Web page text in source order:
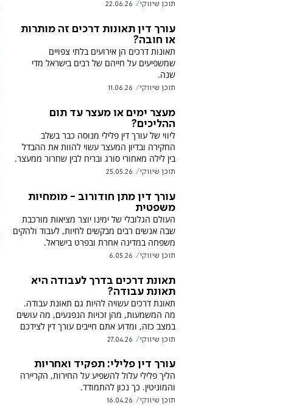
תוכן שיווקי 22.06.26
עורך דין תאונות דרכים זה מותרות
או חובה?
תאונות דרכים הן אירועים בלתי צפויים
שמשפיעים על חייהם של רבים בישראל מדי
שנה.
תוכן שיווקי 11.06.26
מעצר ימים או מעצר עד תום
ההליכים?
ליווי של עורך דין פלילי מנוסה כבר בשלב
החקירה ובדיון המעצר עשוי להוות את ההבדל
בין לילה מאחורי סורג ובריח לבין שחרור ממעצר.
תוכן שיווקי 25.05.26
עורך דין מתן חודורוב - מומחיות
משפטית
העולם הגלובלי של ימינו יוצר מציאות מורכבת
שבה אנשים רבים מבקשים לחיות, לעבוד ולהקים
משפחה במדינה אחרת ובפרט בישראל.
תוכן שיווקי 6.05.26
תאונת דרכים בדרך לעבודה היא
תאונת עבודה?
תאונת דרכים עשויה להיות גם תאונת עבודה.
מה המשמעות, מהן זכויות הנפגעים, מה עושים
במצב כזה, ומדוע אתם חייבים עורך דין לצידכם
תוכן שיווקי 27.04.26
עורך דין פלילי: תפקיד ואחריות
הליך פלילי עלול להשפיע על החירות, הקריירה
והמוניטין. כך נכון להתמודד.
תוכן שיווקי 16.04.26